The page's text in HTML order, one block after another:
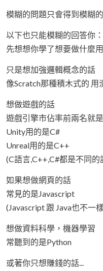
模糊的問題只會得到模糊
以下也只能模糊的回答你：
先想想你學了想要做什麼
只是想加強邏輯概念的話
像Scratch那種積木式的 用
想做遊戲的話
遊戲引擎市佔率前兩名就
Unity用的是C#
Unreal用的是C++
(C語言,C++,C#都是不同
如果想做網頁的話
常見的是Javascript
(Javascript 跟 Java也不一
想做資料科學，機器學習
常聽到的是Python
或著你只想賺錢的話...